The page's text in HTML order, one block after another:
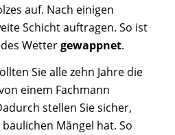
auf. Nach einigen
Schicht auftragen. So ist
Wettergewappnet.
Sie alle zehn Jahre die
einem Fachmann
stellen Sie sicher,
Mängel hat. So